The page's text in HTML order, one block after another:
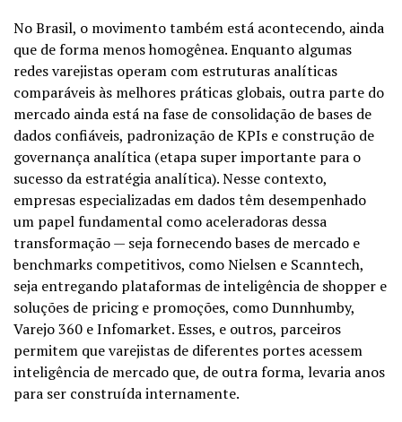
No Brasil, o movimento também está acontecendo, ainda
que de forma menos homogênea. Enquanto algumas
redes varejistas operam com estruturas analíticas
comparáveis às melhores práticas globais, outra parte do
mercado ainda está na fase de consolidação de bases de
dados confiáveis, padronização de KPIs e construção de
governança analítica (etapa super importante para o
sucesso da estratégia analítica). Nesse contexto,
empresas especializadas em dados têm desempenhado
um papel fundamental como aceleradoras dessa
transformação — seja fornecendo bases de mercado e
benchmarks competitivos, como Nielsen e Scanntech,
seja entregando plataformas de inteligência de shopper e
soluções de pricing e promoções, como Dunnhumby,
Varejo 360 e Infomarket. Esses, e outros, parceiros
permitem que varejistas de diferentes portes acessem
inteligência de mercado que, de outra forma, levaria anos
para ser construída internamente.